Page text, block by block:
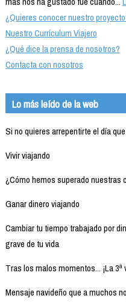
¿Quieres conocer nuestro
Nuestro Currículum Viajero
¿Qué dice la prensa de nosotros?
Contacta con nosotros
Lo más leído de la web
Si no quieres arrepentirte el día
Vivir viajando
¿Cómo hemos superado nuestras
Ganar dinero viajando
Cambiar tu tiempo trabajado por
grave de tu vida
Tras los malos momentos... ¡La 3ª
Mensaje navideño que a muchos